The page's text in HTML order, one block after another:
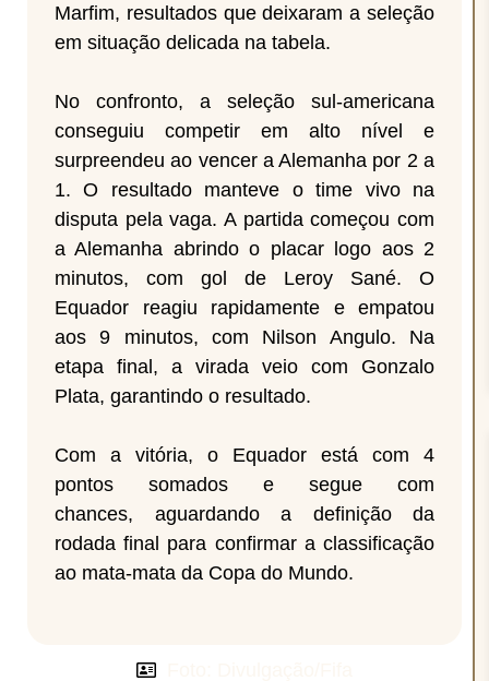
Marfim, resultados que deixaram a seleção
em situação delicada na tabela.
No confronto, a seleção sul-americana
conseguiu competir em alto nível e
surpreendeu ao vencer a Alemanha por 2 a
1. O resultado manteve o time vivo na
disputa pela vaga. A partida começou com
a Alemanha abrindo o placar logo aos 2
minutos, com gol de Leroy Sané. O
Equador reagiu rapidamente e empatou
aos 9 minutos, com Nilson Angulo. Na
etapa final, a virada veio com Gonzalo
Plata, garantindo o resultado.
Com a vitória, o Equador está com 4
pontos somados e segue com
chances, aguardando a definição da
rodada final para confirmar a classificação
ao mata-mata da Copa do Mundo.